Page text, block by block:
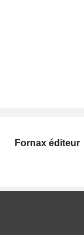
Fornax éditeur